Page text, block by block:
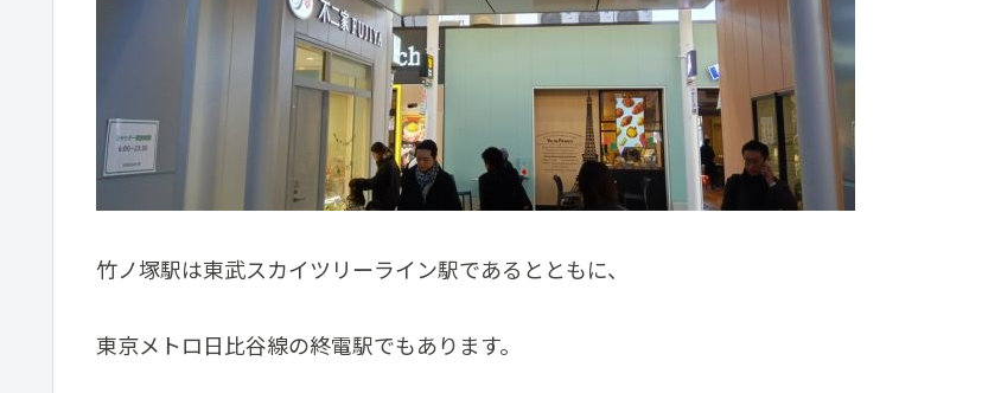
竹ノ塚駅は東武スカイツリーライン駅であるとともに、
東京メトロ日比谷線の終電駅でもあります。